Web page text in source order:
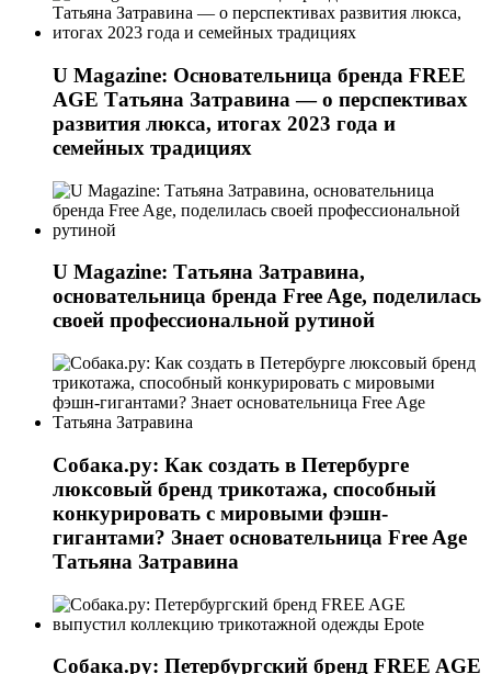
U Magazine: Основательница бренда FREE
AGE Татьяна Затравина — о перспективах
развития люкса, итогах 2023 года и
семейных традициях
U Magazine: Татьяна Затравина,
основательница бренда Free Age, поделилась
своей профессиональной рутиной
Собака.ру: Как создать в Петербурге
люксовый бренд трикотажа, способный
конкурировать с мировыми фэшн-
гигантами? Знает основательница Free Age
Татьяна Затравина
Собака.ру: Петербургский бренд FREE AGE